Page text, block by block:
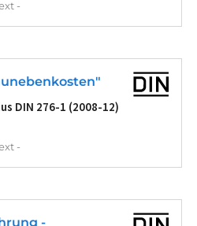
-
DIN 276-1 (2008-12)
-
-